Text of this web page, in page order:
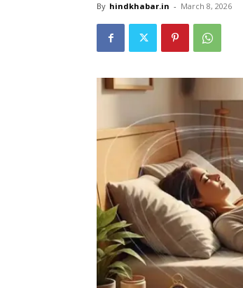
By hindkhabar.in - March 8, 2026